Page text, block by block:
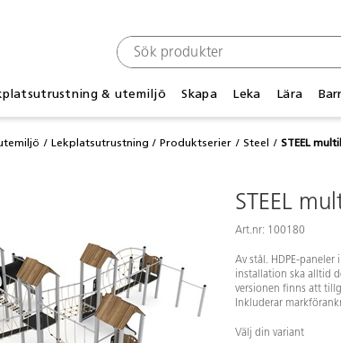
& utemiljö Skapa Leka Lära
Lekplatsutrustning Produktserier Steel STEEL
STEEL
Art.nr: 100180
Av stål. HDPE-
installation ska alltid
versionen finns att
Inkluderar
Välj din variant